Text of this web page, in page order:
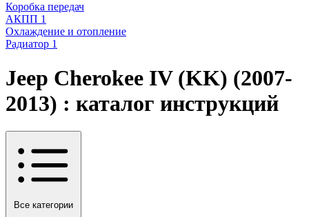
Коробка передач
АКПП 1
Охлаждение и отопление
Радиатор 1
Jeep Cherokee IV (KK) (2007-
2013) : каталог инструкций
Все категории